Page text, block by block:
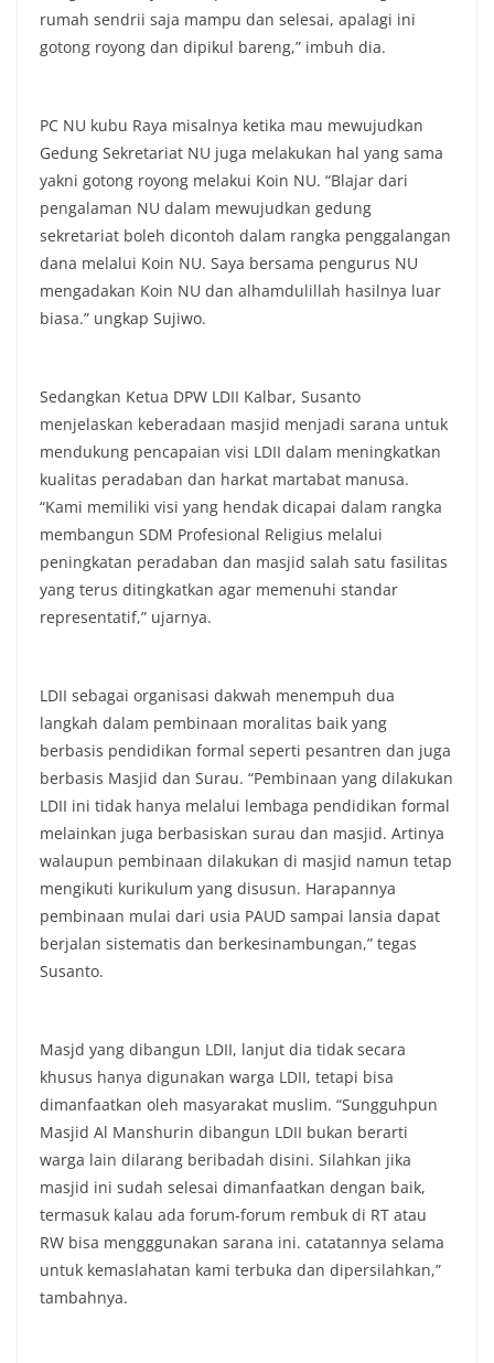
rumah sendrii saja mampu dan selesai, apalagi ini
gotong royong dan dipikul bareng,” imbuh dia.
PC NU kubu Raya misalnya ketika mau mewujudkan
Gedung Sekretariat NU juga melakukan hal yang sama
yakni gotong royong melakui Koin NU. “Blajar dari
pengalaman NU dalam mewujudkan gedung
sekretariat boleh dicontoh dalam rangka penggalangan
dana melalui Koin NU. Saya bersama pengurus NU
mengadakan Koin NU dan alhamdulillah hasilnya luar
biasa.” ungkap Sujiwo.
Sedangkan Ketua DPW LDII Kalbar, Susanto
menjelaskan keberadaan masjid menjadi sarana untuk
mendukung pencapaian visi LDII dalam meningkatkan
kualitas peradaban dan harkat martabat manusa.
“Kami memiliki visi yang hendak dicapai dalam rangka
membangun SDM Profesional Religius melalui
peningkatan peradaban dan masjid salah satu fasilitas
yang terus ditingkatkan agar memenuhi standar
representatif,” ujarnya.
LDII sebagai organisasi dakwah menempuh dua
langkah dalam pembinaan moralitas baik yang
berbasis pendidikan formal seperti pesantren dan juga
berbasis Masjid dan Surau. “Pembinaan yang dilakukan
LDII ini tidak hanya melalui lembaga pendidikan formal
melainkan juga berbasiskan surau dan masjid. Artinya
walaupun pembinaan dilakukan di masjid namun tetap
mengikuti kurikulum yang disusun. Harapannya
pembinaan mulai dari usia PAUD sampai lansia dapat
berjalan sistematis dan berkesinambungan,” tegas
Susanto.
Masjd yang dibangun LDII, lanjut dia tidak secara
khusus hanya digunakan warga LDII, tetapi bisa
dimanfaatkan oleh masyarakat muslim. “Sungguhpun
Masjid Al Manshurin dibangun LDII bukan berarti
warga lain dilarang beribadah disini. Silahkan jika
masjid ini sudah selesai dimanfaatkan dengan baik,
termasuk kalau ada forum-forum rembuk di RT atau
RW bisa mengggunakan sarana ini. catatannya selama
untuk kemaslahatan kami terbuka dan dipersilahkan,”
tambahnya.